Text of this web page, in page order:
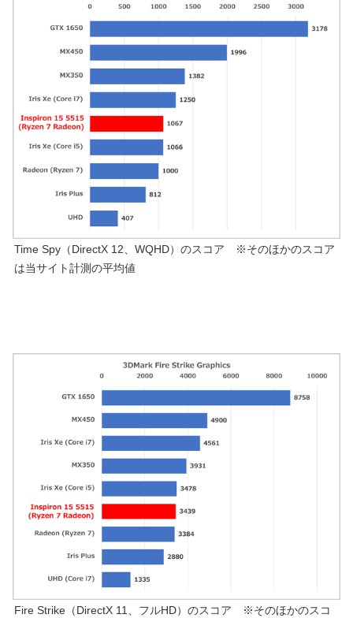
Time Spy（DirectX 12、WQHD）のスコア ※そのほかのスコア
は当サイト計測の平均値
Fire Strike（DirectX 11、フルHD）のスコア ※そのほかのスコ